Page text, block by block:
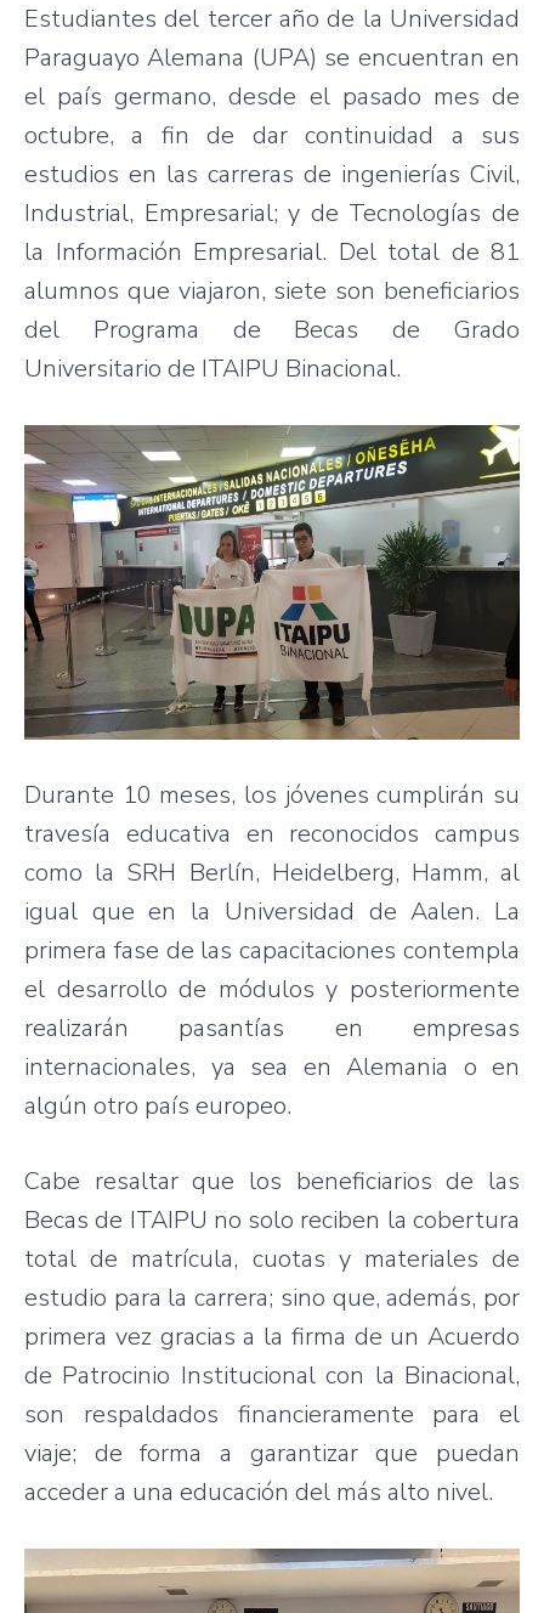
Estudiantes del tercer año de la Universidad
Paraguayo Alemana (UPA) se encuentran en
el país germano, desde el pasado mes de
octubre, a fin de dar continuidad a sus
estudios en las carreras de ingenierías Civil,
Industrial, Empresarial; y de Tecnologías de
la Información Empresarial. Del total de 81
alumnos que viajaron, siete son beneficiarios
del Programa de Becas de Grado
Universitario de ITAIPU Binacional.
Durante 10 meses, los jóvenes cumplirán su
travesía educativa en reconocidos campus
como la SRH Berlín, Heidelberg, Hamm, al
igual que en la Universidad de Aalen. La
primera fase de las capacitaciones contempla
el desarrollo de módulos y posteriormente
realizarán pasantías en empresas
internacionales, ya sea en Alemania o en
algún otro país europeo.
Cabe resaltar que los beneficiarios de las
Becas de ITAIPU no solo reciben la cobertura
total de matrícula, cuotas y materiales de
estudio para la carrera; sino que, además, por
primera vez gracias a la firma de un Acuerdo
de Patrocinio Institucional con la Binacional,
son respaldados financieramente para el
viaje; de forma a garantizar que puedan
acceder a una educación del más alto nivel.